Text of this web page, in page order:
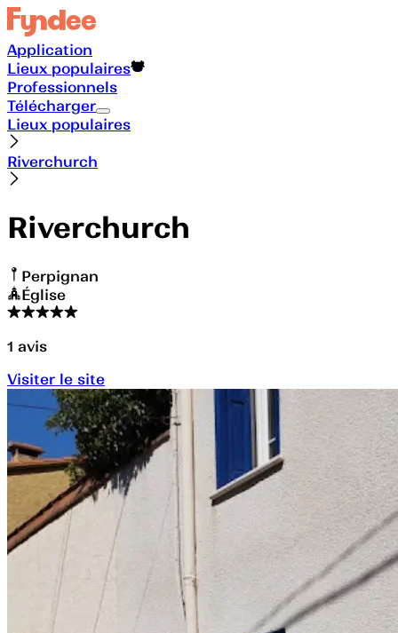
Application
Lieux populaires
Professionnels
Télécharger
Lieux populaires
Riverchurch
Riverchurch
Perpignan
Église
1 avis
Visiter le site